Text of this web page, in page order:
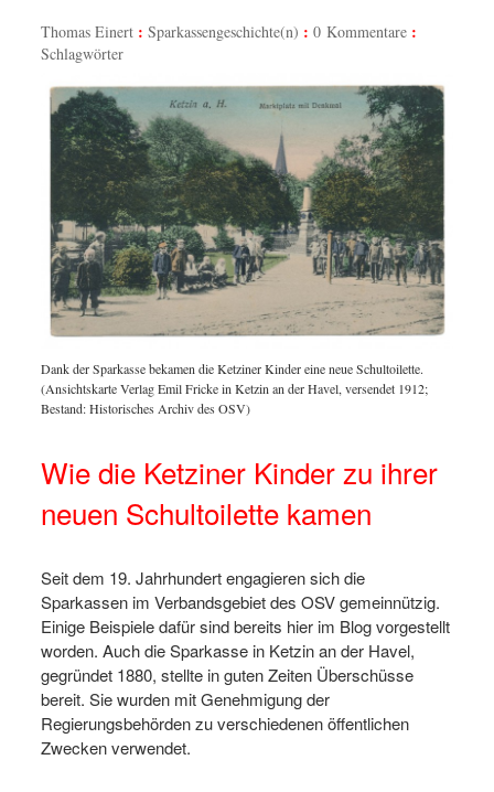
Thomas Einert Sparkassengeschichte(n)
0 Kommentare
Schlagwörter
Dank der Sparkasse bekamen die Ketziner Kinder eine neue Schultoilette.
(Ansichtskarte Verlag Emil Fricke in Ketzin an der Havel, versendet 1912;
Bestand: Historisches Archiv des OSV)
Wie die Ketziner Kinder zu ihrer
neuen Schultoilette kamen
Seit dem 19. Jahrhundert engagieren sich die
Sparkassen im Verbandsgebiet des OSV gemeinnützig.
Einige Beispiele dafür sind bereits hier im Blog vorgestellt
worden. Auch die Sparkasse in Ketzin an der Havel,
gegründet 1880, stellte in guten Zeiten Überschüsse
bereit. Sie wurden mit Genehmigung der
Regierungsbehörden zu verschiedenen öffentlichen
Zwecken verwendet.